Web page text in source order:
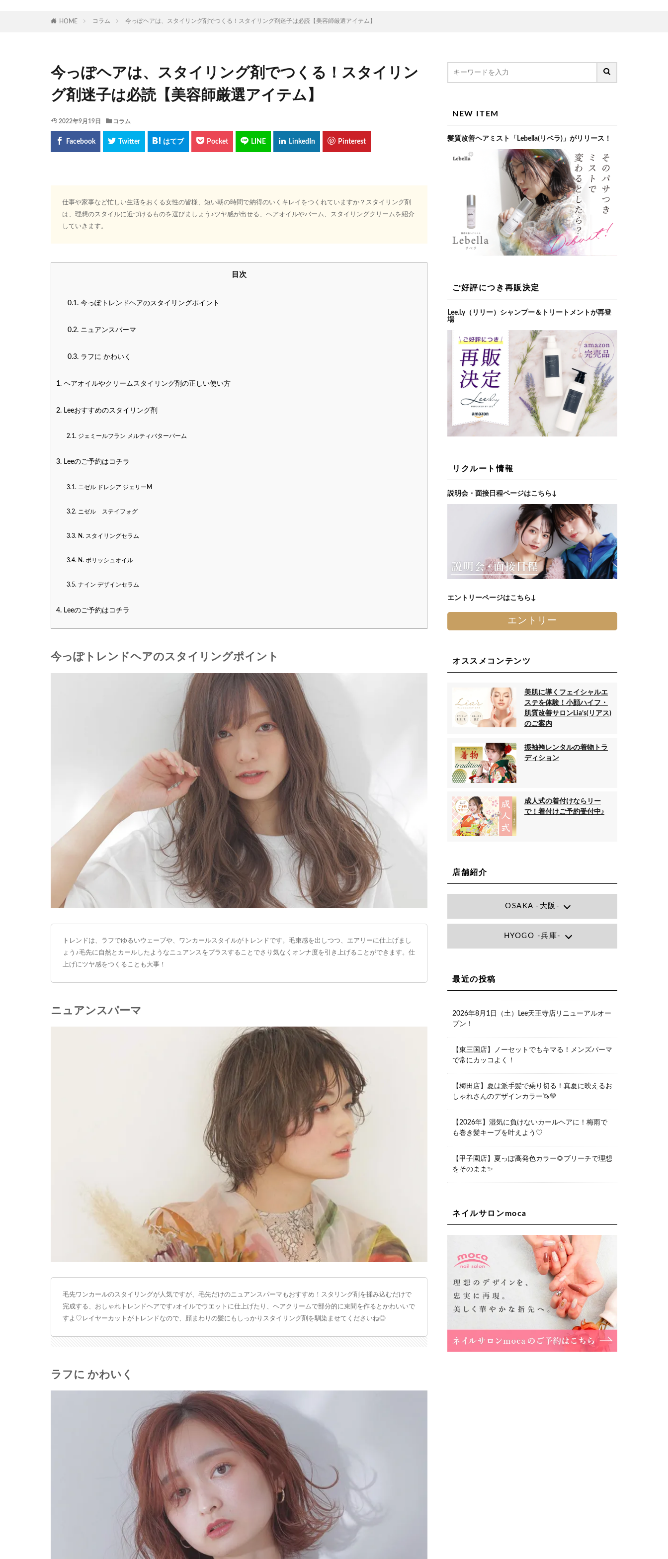
HOME コラム 今っぽヘアは、スタイリング剤でつくる！スタイリング剤迷子は必読【美容師厳選アイテム】
今っぽヘアは、スタイリング剤でつくる！スタイリン
グ剤迷子は必読【美容師厳選アイテム】
2022年9月19日 コラム
仕事や家事など忙しい生活をおくる女性の皆様、短い朝の時間で納得のいくキレイをつくれていますか？スタイリング剤
は、理想のスタイルに近づけるものを選びましょう♪ツヤ感が出せる、ヘアオイルやバーム、スタイリングクリームを紹介
していきます。
目次
0.1.今っぽトレンドヘアのスタイリングポイント
0.2.ニュアンスパーマ
0.3.ラフに かわいく
1. ヘアオイルやクリームスタイリング剤の正しい使い方
2. Leeおすすめのスタイリング剤
2.1. ジェミールフラン メルティバターバーム
3. Leeのご予約はコチラ
3.1. ニゼル ドレシア ジェリーM
3.2. ニゼル ステイフォグ
3.3. N. スタイリングセラム
3.4. N. ポリッシュオイル
3.5. ナイン デザインセラム
4. Leeのご予約はコチラ
今っぽトレンドヘアのスタイリングポイント
トレンドは、ラフでゆるいウェーブや、ワンカールスタイルがトレンドです。毛束感を出しつつ、エアリーに仕上げまし
ょう♪毛先に自然とカールしたようなニュアンスをプラスすることでさり気なくオンナ度を引き上げることができます。仕
上げにツヤ感をつくることも大事！
ニュアンスパーマ
毛先ワンカールのスタイリングが人気ですが、毛先だけのニュアンスパーマもおすすめ！スタリング剤を揉み込むだけで
完成する、おしゃれトレンドヘアです♪オイルでウエットに仕上げたり、ヘアクリームで部分的に束間を作るとかわいいで
すよ♡レイヤーカットがトレンドなので、顔まわりの髪にもしっかりスタイリング剤を馴染ませてくださいね◎
ラフに かわいく
NEW ITEM
髪質改善ヘアミスト「Lebella(リベラ)」がリリース！
ご好評につき再販決定
Lee.l.y（リリー）シャンプー＆トリートメントが再登
場
リクルート情報
説明会・面接日程ページはこちら↓
エントリーページはこちら↓
エントリー
オススメコンテンツ
美肌に導くフェイシャルエ
ステを体験！小顔ハイフ・
肌質改善サロンLia’s(リアス)
のご案内
振袖袴レンタルの着物トラ
ディション
成人式の着付けならリー
で！着付けご予約受付中♪
店舗紹介
OSAKA -大阪-
Lee大阪店
大阪府大阪市北区小松原町1-27梅田エ
大阪府大阪市都島区東野田町２丁目９
Lee堀江店
〒550-0014 大阪府大阪市西区北堀江1-
06-6563-9091
Lee四ツ橋店
大阪府大阪市西区新町1-5-7 四ツ橋ビル
Lee天王寺店
Ｆ
06-6395-9555
Lee布施店
大阪府東大阪市足代2丁目1-5 モンテノ
06-6748-0778
大阪府枚方市岡東町18-15 キューブ枚
HYOGO -兵庫-
ライフワーク1F
最近の投稿
2026年8月1日（土）Lee天王寺店リニューアルオー
プン！
【東三国店】ノーセットでもキマる！メンズパーマ
で常にカッコよく！
【梅田店】夏は派手髪で乗り切る！真夏に映えるお
しゃれさんのデザインカラー🦄💚
【2026年】湿気に負けないカールヘアに！梅雨で
も巻き髪キープを叶えよう♡
【甲子園店】夏っぽ高発色カラー🌻ブリーチで理想
をそのまま✨
ネイルサロンmoca